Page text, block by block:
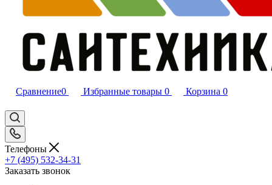
Сравнение0 Избранные товары 0 Корзина 0
Телефоны
+7 (495) 532‑34‑31
Заказать звонок